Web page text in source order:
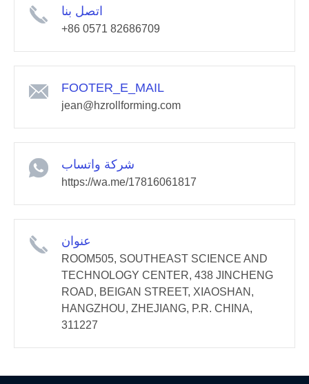
اتصل بنا
+86 0571 82686709
FOOTER_E_MAIL
jean@hzrollforming.com
شركة واتساب
https://wa.me/17816061817
عنوان
ROOM505, SOUTHEAST SCIENCE AND
TECHNOLOGY CENTER, 438 JINCHENG
ROAD, BEIGAN STREET, XIAOSHAN,
HANGZHOU, ZHEJIANG, P.R. CHINA,
311227